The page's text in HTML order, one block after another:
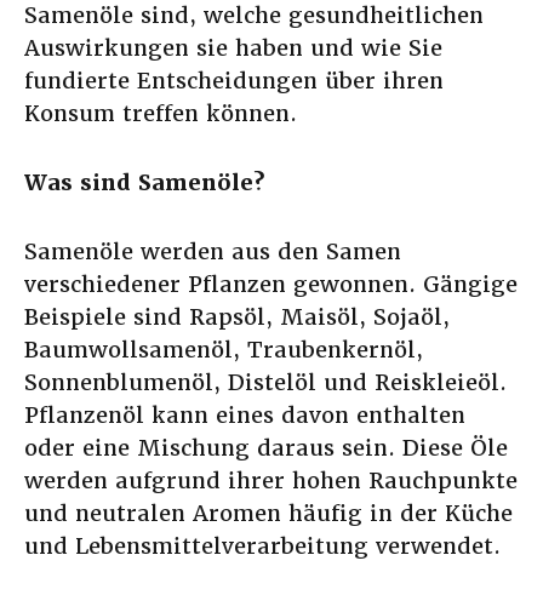
Samenöle sind, welche gesundheitlichen
Auswirkungen sie haben und wie Sie
fundierte Entscheidungen über ihren
Konsum treffen können.
Was sind Samenöle?
Samenöle werden aus den Samen
verschiedener Pflanzen gewonnen. Gängige
Beispiele sind Rapsöl, Maisöl, Sojaöl,
Baumwollsamenöl, Traubenkernöl,
Sonnenblumenöl, Distelöl und Reiskleieöl.
Pflanzenöl kann eines davon enthalten
oder eine Mischung daraus sein. Diese Öle
werden aufgrund ihrer hohen Rauchpunkte
und neutralen Aromen häufig in der Küche
und Lebensmittelverarbeitung verwendet.